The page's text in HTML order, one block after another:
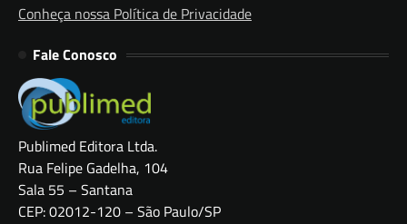
Conheça nossa Política de Privacidade
Fale Conosco
Publimed Editora Ltda.
Rua Felipe Gadelha, 104
Sala 55 – Santana
CEP: 02012-120 – São Paulo/SP